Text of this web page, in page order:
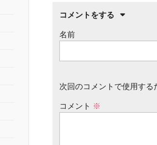
コメントをする
名前
次回のコメントで使用する
コメント ※